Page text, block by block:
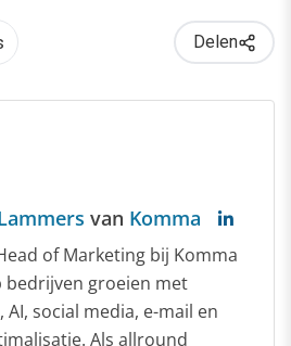
Delen
van Komma
of Marketing bij Komma
bedrijven groeien met
AI, social media, e-mail en
Als allround